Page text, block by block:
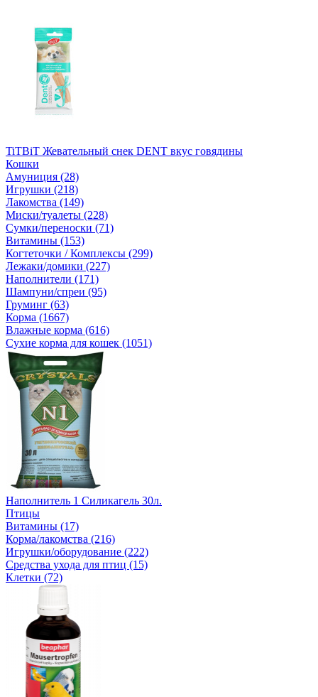
TiTBiT Жевательный снек DENT вкус говядины
Кошки
Амуниция (28)
Игрушки (218)
Лакомства (149)
Миски/туалеты (228)
Сумки/переноски (71)
Витамины (153)
Когтеточки / Комплексы (299)
Лежаки/домики (227)
Наполнители (171)
Шампуни/спреи (95)
Груминг (63)
Корма (1667)
Влажные корма (616)
Сухие корма для кошек (1051)
Наполнитель 1 Силикагель 30л.
Птицы
Витамины (17)
Корма/лакомства (216)
Игрушки/оборудование (222)
Средства ухода для птиц (15)
Клетки (72)